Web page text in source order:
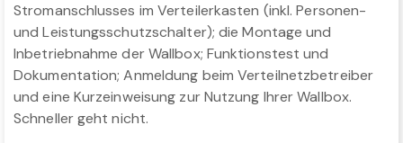
Stromanschlusses im Verteilerkasten (inkl. Personen-
und Leistungsschutzschalter); die Montage und
Inbetriebnahme der Wallbox; Funktionstest und
Dokumentation; Anmeldung beim Verteilnetzbetreiber
und eine Kurzeinweisung zur Nutzung Ihrer Wallbox.
Schneller geht nicht.